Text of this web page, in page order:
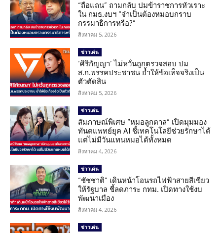
“ถือแถน” ถามกลับ ปมข้าราชการหัวเราะ
ใน กมธ.งบฯ “จำเป็นต้องหมอบกราบ
กรรมาธิการหรือ?”
สิงหาคม 5, 2026
ข่าวเด่น
‘ศิริกัญญา’ ไม่หวั่นถูกตรวจสอบ ปม
ส.ก.พรรคประชาชน ย้ำให้ข้อเท็จจริงเป็น
ตัวตัดสิน
สิงหาคม 5, 2026
ข่าวเด่น
สัมภาษณ์พิเศษ “หมอลูกตาล” เปิดมุมมอง
ทันตแพทย์ยุค AI ชี้เทคโนโลยีช่วยรักษาได้
แต่ไม่มีวันแทนหมอได้ทั้งหมด
สิงหาคม 4, 2026
ข่าวเด่น
“ชัชชาติ” เดินหน้าโอนรถไฟฟ้าสายสีเขียว
ให้รัฐบาล ชี้ลดภาระ กทม. เปิดทางใช้งบ
พัฒนาเมือง
สิงหาคม 4, 2026
ข่าวเด่น